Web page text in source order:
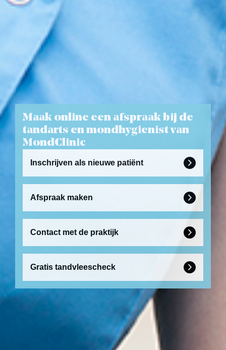
Maak online een afspraak bij de
tandarts en mondhygienist van
MondClinic
Inschrijven als nieuwe patiënt 
Afspraak maken 
Contact met de praktijk 
Gratis tandvleescheck 